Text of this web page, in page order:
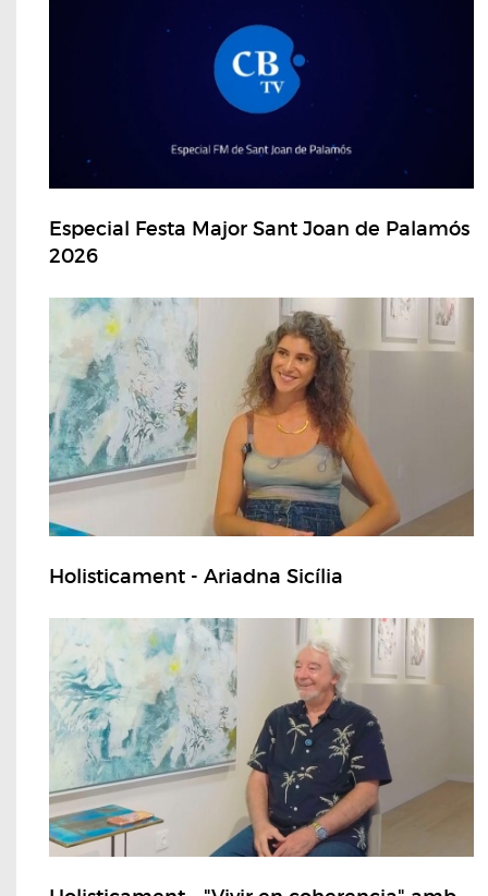
Especial Festa Major Sant Joan de Palamós
2026
Holisticament - Ariadna Sicília